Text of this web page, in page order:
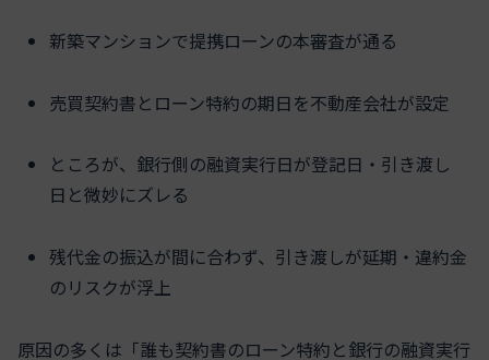
新築マンションで提携ローンの本審査が通る
売買契約書とローン特約の期日を不動産会社が設定
ところが、銀行側の融資実行日が登記日・引き渡し
日と微妙にズレる
残代金の振込が間に合わず、引き渡しが延期・違約金
のリスクが浮上
原因の多くは「誰も契約書のローン特約と銀行の融資実行